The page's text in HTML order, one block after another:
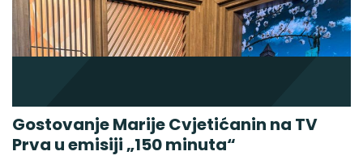
Gostovanje Marije Cvjetićanin na TV
Prva u emisiji „150 minuta“